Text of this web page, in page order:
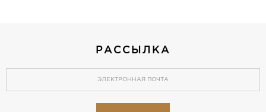
РАССЫЛКА